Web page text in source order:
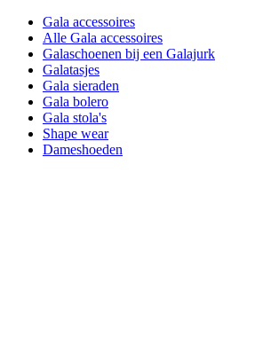
Gala accessoires
Alle Gala accessoires
Galaschoenen bij een Galajurk
Galatasjes
Gala sieraden
Gala bolero
Gala stola's
Shape wear
Dameshoeden